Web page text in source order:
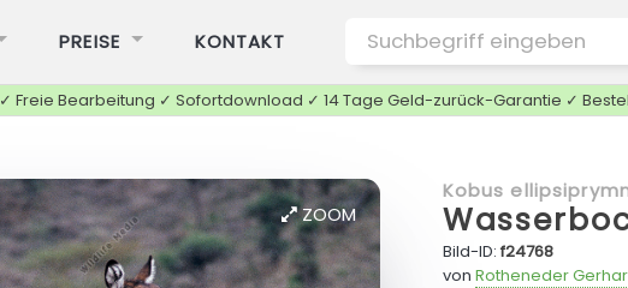
PREISE KONTAKT
✓ Freie Bearbeitung ✓ Sofortdownload ✓ 14 Tage Geld-zurück-Garantie ✓
ZOOM
Kobus
Bild-ID:f24768
von Rotheneder